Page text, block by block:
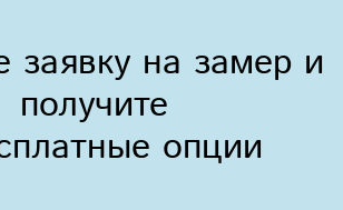
заявку на замер и
получите
опции